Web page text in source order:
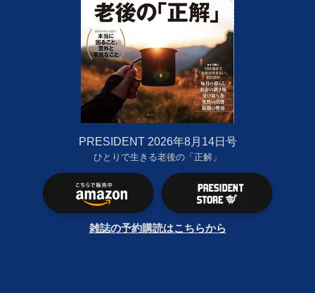
PRESIDENT 2026年8月14日号
ひとりで生きる老後の「正解」
雑誌の予約購読はこちらから